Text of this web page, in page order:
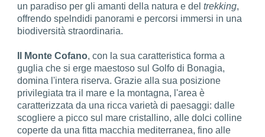
un paradiso per gli amanti della natura e deltrekking,
offrendo spelndidi panorami e percorsi immersi in una
biodiversità straordinaria.
Il Monte Cofano, con la sua caratteristica forma a
guglia che si erge maestoso sul Golfo di Bonagia,
domina l'intera riserva. Grazie alla sua posizione
privilegiata tra il mare e la montagna, l'area è
caratterizzata da una ricca varietà di paesaggi: dalle
scogliere a picco sul mare cristallino, alle dolci colline
coperte da una fitta macchia mediterranea, fino alle